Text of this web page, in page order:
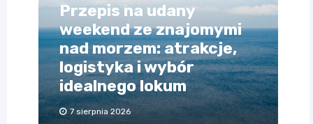
Przepis na udany
weekend ze znajomymi
nad morzem: atrakcje,
logistyka i wybór
idealnego lokum
7 sierpnia 2026